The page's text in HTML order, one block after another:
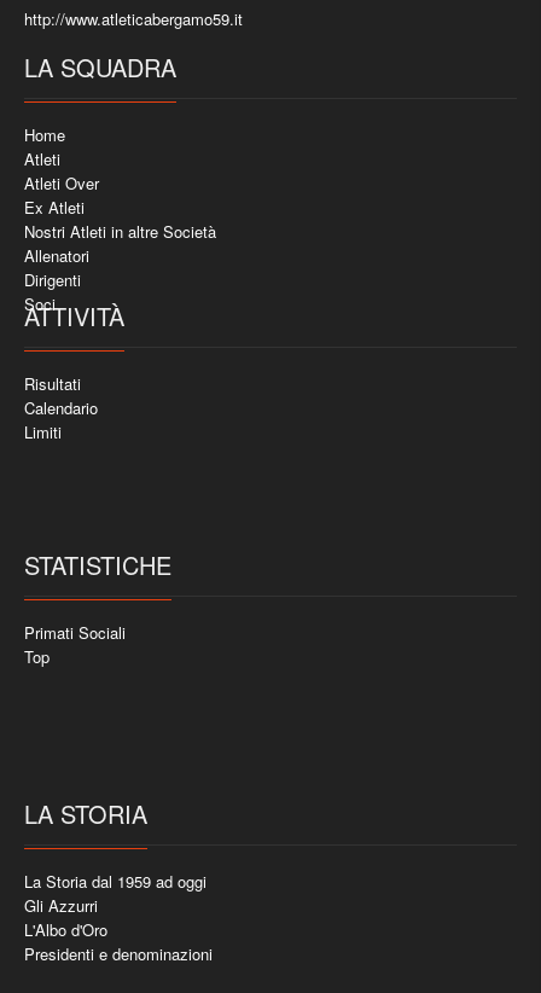
http://www.atleticabergamo59.it
LA SQUADRA
Home
Atleti
Atleti Over
Ex Atleti
Nostri Atleti in altre Società
Allenatori
Dirigenti
Soci
ATTIVITÀ
Risultati
Calendario
Limiti
STATISTICHE
Primati Sociali
Top
LA STORIA
La Storia dal 1959 ad oggi
Gli Azzurri
L'Albo d'Oro
Presidenti e denominazioni